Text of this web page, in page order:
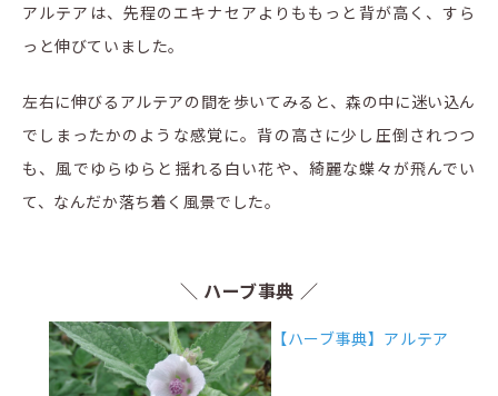
アルテアは、先程のエキナセアよりももっと背が高く、すら
っと伸びていました。
左右に伸びるアルテアの間を歩いてみると、森の中に迷い込ん
でしまったかのような感覚に。背の高さに少し圧倒されつつ
も、風でゆらゆらと揺れる白い花や、綺麗な蝶々が飛んでい
て、なんだか落ち着く風景でした。
＼ ハーブ事典 ／
【ハーブ事典】アルテア